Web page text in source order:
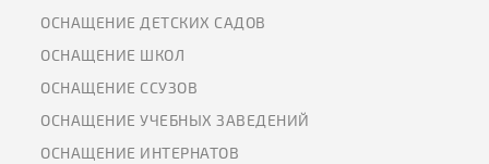
ОСНАЩЕНИЕ ДЕТСКИХ САДОВ
ОСНАЩЕНИЕ ШКОЛ
ОСНАЩЕНИЕ ССУЗОВ
ОСНАЩЕНИЕ УЧЕБНЫХ ЗАВЕДЕНИЙ
ОСНАЩЕНИЕ ИНТЕРНАТОВ